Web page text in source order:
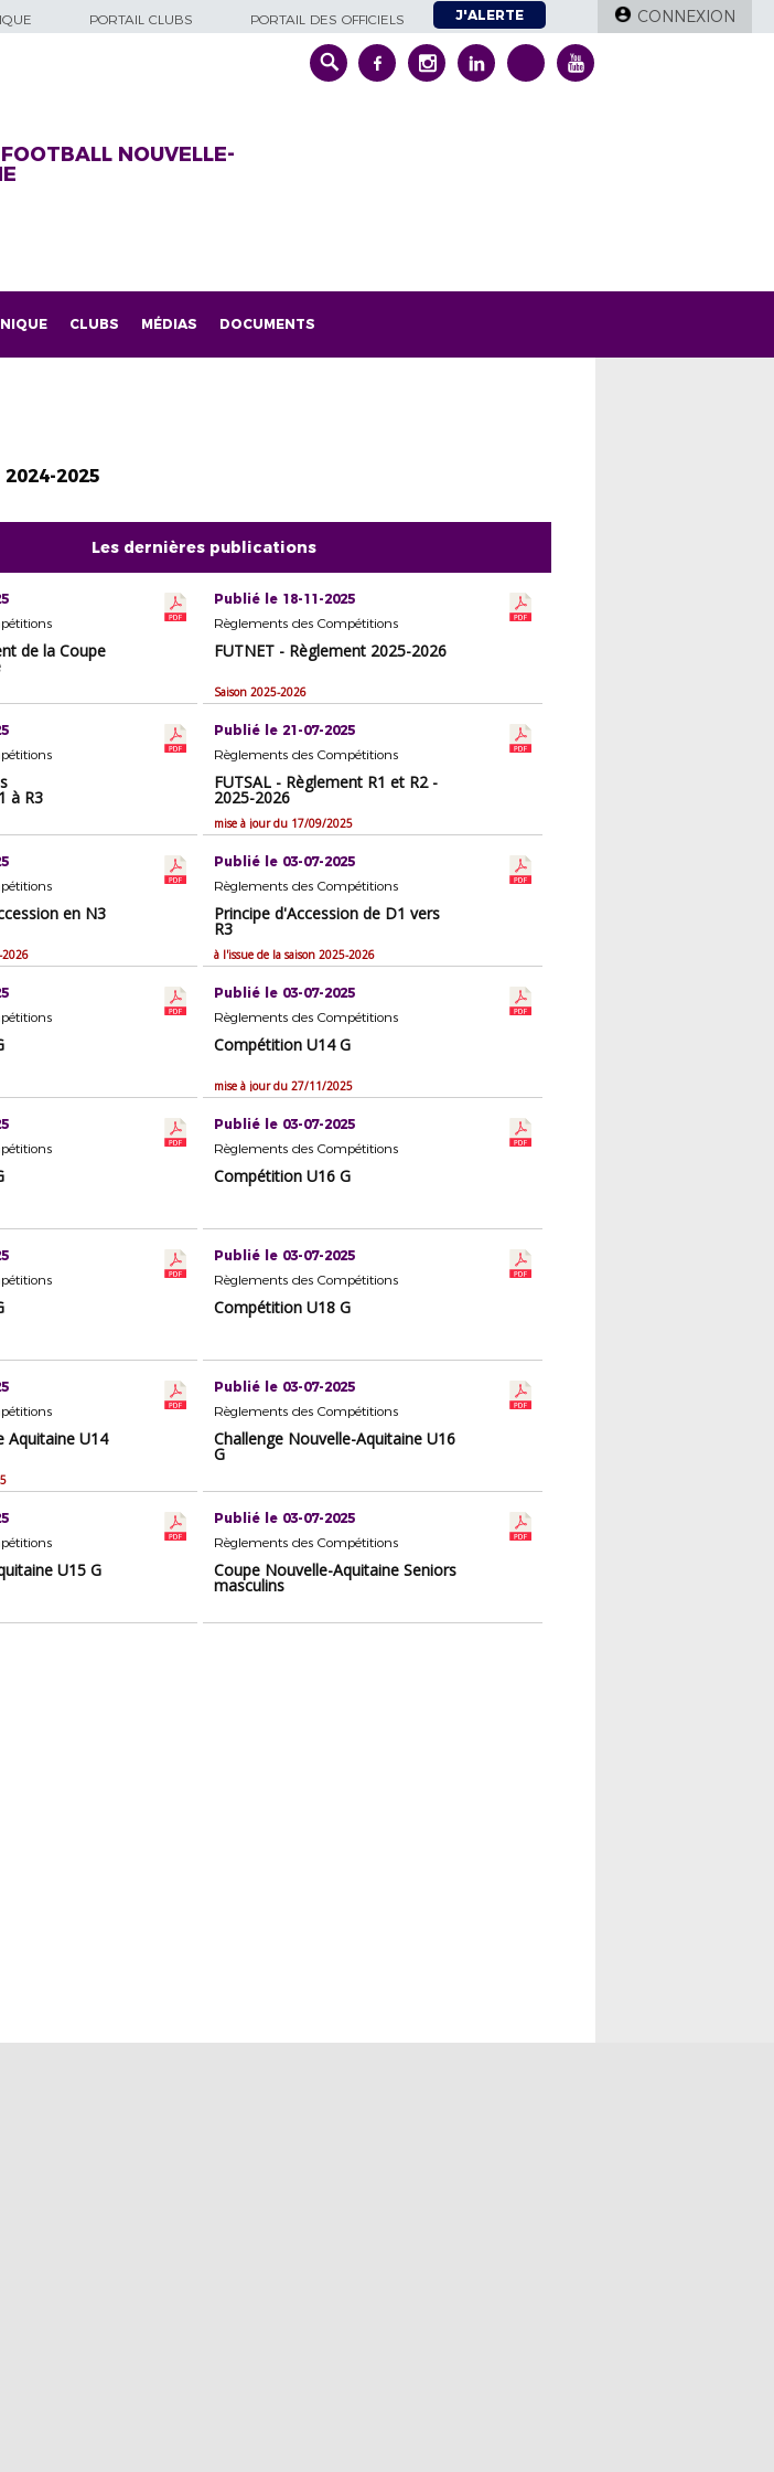
PORTAIL CLUBS PORTAIL DES OFFICIELS J'ALERTE CONNEXION
NOUVELLE-
CLUBS MÉDIAS DOCUMENTS
2025
Les dernières publications
de la Coupe
Publié le 18-11-2025
Règlements des Compétitions
FUTNET - Règlement 2025-2026
Saison 2025-2026
à R3
Publié le 21-07-2025
Règlements des Compétitions
FUTSAL - Règlement R1 et R2 -
2025-2026
mise à jour du 17/09/2025
en N3
2026
Publié le 03-07-2025
Règlements des Compétitions
Principe d'Accession de D1 vers
R3
à l'issue de la saison 2025-2026
Publié le 03-07-2025
Règlements des Compétitions
Compétition U14 G
mise à jour du 27/11/2025
Publié le 03-07-2025
Règlements des Compétitions
Compétition U16 G
Publié le 03-07-2025
Règlements des Compétitions
Compétition U18 G
Aquitaine U14
Publié le 03-07-2025
Règlements des Compétitions
Challenge Nouvelle-Aquitaine U16
G
U15 G
Publié le 03-07-2025
Règlements des Compétitions
Coupe Nouvelle-Aquitaine Seniors
masculins